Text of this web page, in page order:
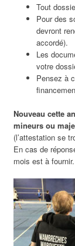
Tout
Pour des
devront
accordé).
Les
votre
Pensez à
Nouveau cette
mineurs ou
(l’attestation se
En cas de
mois est à fournir.